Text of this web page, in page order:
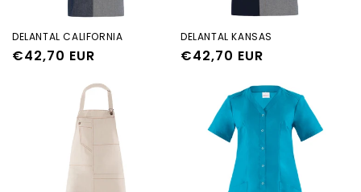
DELANTAL CALIFORNIA
Precio
€42,70 EUR
DELANTAL KANSAS
Precio
€42,70 EUR